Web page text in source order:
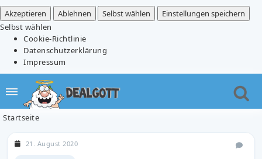
Akzeptieren
Ablehnen Selbst wählen
Einstellungen speichern
Selbst wählen
Cookie-Richtlinie
Datenschutzerklärung
Impressum
Startseite
21. August 2020